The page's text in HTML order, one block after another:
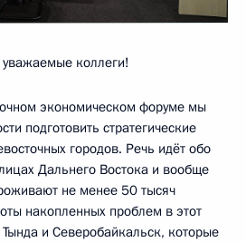
коллеги!
экономическом форуме мы
подготовить стратегические
городов. Речь идёт обо
Дальнего Востока и вообще
не менее 50 тысяч
накопленных проблем в этот
и Северобайкальск, которые